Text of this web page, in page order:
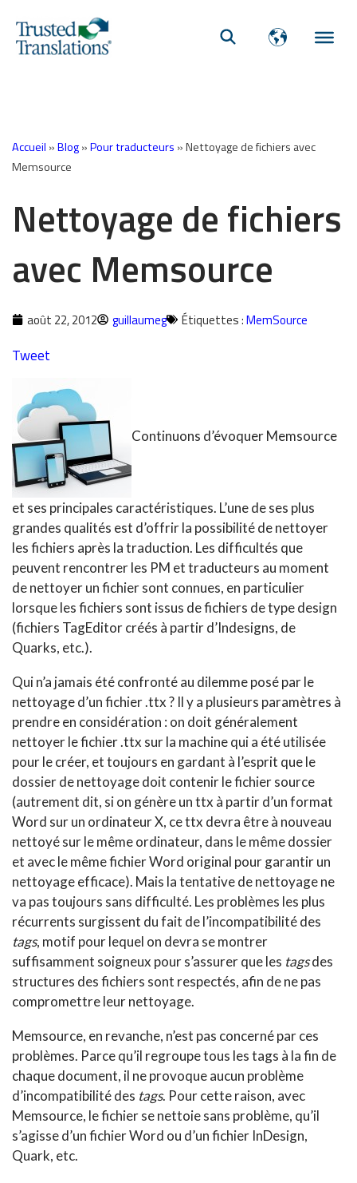
Accueil »Blog»Pour traducteurs »Nettoyage de fichiers avec
Memsource
Nettoyage de fichiers
avec Memsource
août 22, 2012 guillaumeg Étiquettes :MemSource
Tweet
Continuons d’évoquer Memsource
et ses principales caractéristiques. L’une de ses plus
grandes qualités est d’offrir la possibilité de nettoyer
les fichiers après la traduction. Les difficultés que
peuvent rencontrer les PM et traducteurs au moment
de nettoyer un fichier sont connues, en particulier
lorsque les fichiers sont issus de fichiers de type design
(fichiers TagEditor créés à partir d’Indesigns, de
Quarks, etc.).
Qui n’a jamais été confronté au dilemme posé par le
nettoyage d’un fichier .ttx ? Il y a plusieurs paramètres à
prendre en considération : on doit généralement
nettoyer le fichier .ttx sur la machine qui a été utilisée
pour le créer, et toujours en gardant à l’esprit que le
dossier de nettoyage doit contenir le fichier source
(autrement dit, si on génère un ttx à partir d’un format
Word sur un ordinateur X, ce ttx devra être à nouveau
nettoyé sur le même ordinateur, dans le même dossier
et avec le même fichier Word original pour garantir un
nettoyage efficace). Mais la tentative de nettoyage ne
va pas toujours sans difficulté. Les problèmes les plus
récurrents surgissent du fait de l’incompatibilité des
tags, motif pour lequel on devra se montrer
suffisamment soigneux pour s’assurer que les tagsdes
structures des fichiers sont respectés, afin de ne pas
compromettre leur nettoyage.
Memsource, en revanche, n’est pas concerné par ces
problèmes. Parce qu’il regroupe tous les tags à la fin de
chaque document, il ne provoque aucun problème
d’incompatibilité des tags. Pour cette raison, avec
Memsource, le fichier se nettoie sans problème, qu’il
s’agisse d’un fichier Word ou d’un fichier InDesign,
Quark, etc.